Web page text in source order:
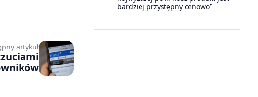
bardziej przystępny cenowo”
artykuł